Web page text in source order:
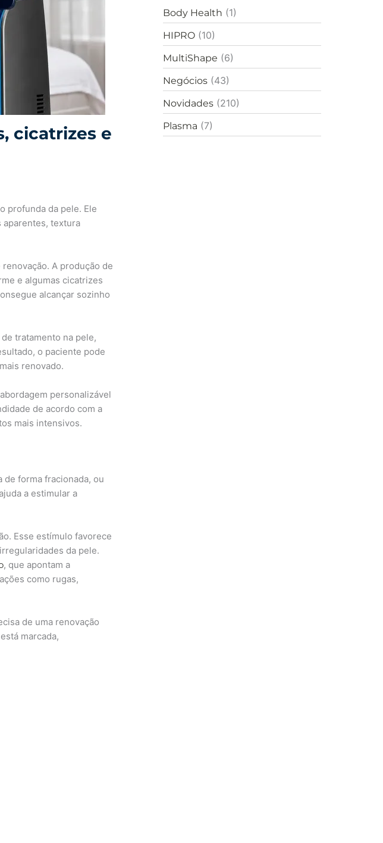
cicatrizes e
profunda da pele. Ele
aparentes, textura
A produção de
e algumas cicatrizes
alcançar sozinho
tratamento na pele,
o paciente pode
renovado.
personalizável
de acordo com a
mais intensivos.
de forma fracionada, ou
a estimular a
Esse estímulo favorece
da pele.
, que apontam a
como rugas,
de uma renovação
marcada,
p
o
r
:
Body Health (1)
HIPRO (10)
MultiShape (6)
Negócios (43)
Novidades (210)
Plasma (7)